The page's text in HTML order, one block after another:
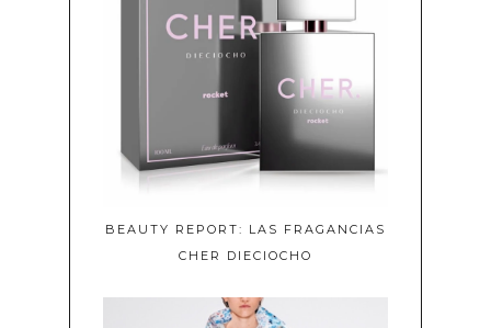
BEAUTY REPORT: LAS FRAGANCIAS
CHER DIECIOCHO